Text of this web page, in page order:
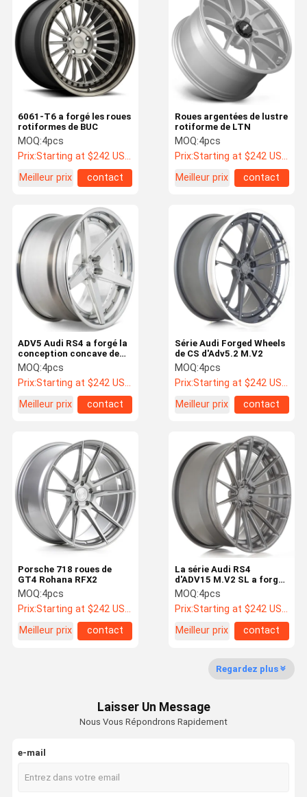
Maison Produits
Au Sujet De
Visite
D'usine
Contrôle De
Contactez-
Cas
Le BBS a forgé des roues
Forgiato a forgé des roues
Roues argentées de lustre
rotiforme de LTN
MOQ:4pcs
Prix:Starting at $242 US Dollars ea
Meilleur prix
contact
6061-T6 a forgé les roues
rotiformes de BUC
MOQ:4pcs
Prix:Starting at $242 US Dollars ea
Meilleur prix
contact
Série Audi Forged Wheels
de CS d'Adv5.2 M.V2
MOQ:4pcs
Prix:Starting at $242 US Dollars ea
Meilleur prix
contact
ADV5 Audi RS4 a forgé la
conception concave de
roues
MOQ:4pcs
Prix:Starting at $242 US Dollars ea
Meilleur prix
contact
La série Audi RS4
d'ADV15 M.V2 SL a forgé
des roues
MOQ:4pcs
Prix:Starting at $242 US Dollars ea
Meilleur prix
contact
Porsche 718 roues de
GT4 Rohana RFX2
MOQ:4pcs
Prix:Starting at $242 US Dollars ea
Meilleur prix
contact
Regardez plus
Laisser Un Message
Nous Vous Répondrons Rapidement
e-mail